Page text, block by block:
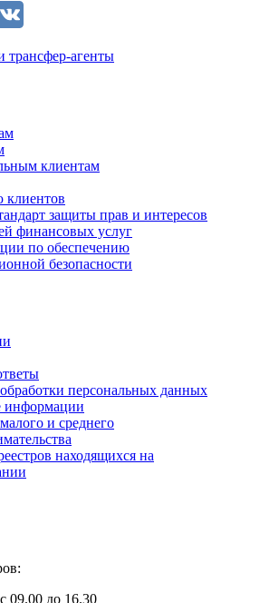
агенты
клиентам
защиты прав и интересов
финансовых услуг
по обеспечению
безопасности
персональных данных
информации
и среднего
находящихся на
до 16.30